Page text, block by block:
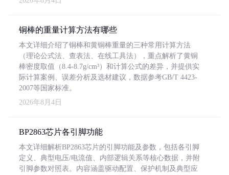
铜棒的重量计算方法有哪些
本文详细介绍了铜棒和黄铜棒重量的三种常用计算方法
（理论公式法、查表法、在线工具法），重点解析了黄铜
棒密度取值（8.4-8.7g/cm³）和计算公式的差异，并提供实
际计算案例、误差分析及选材建议，数据参考GB/T 4423-
2007等国家标准。
2026年8月4日
BP2863芯片各引脚功能
本文详细解析BP2863芯片的引脚功能及参数，包括各引脚
定义、典型电压/电流值、内部逻辑关系等核心数据，并附
引脚参数对照表。内容涵盖驱动配置、保护机制及典型应